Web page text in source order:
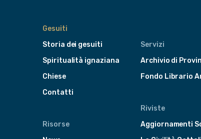
Gesuiti
Storia dei gesuiti
Spiritualità ignaziana
Chiese
Contatti
Risorse
Servizi
Archivio di
Fondo Librario
Riviste
Aggiornamenti